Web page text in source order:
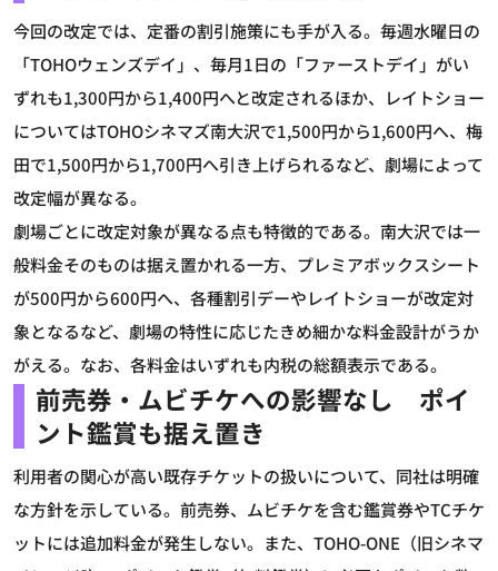
今回の改定では、定番の割引施策にも手が入る。毎週水曜日の
「TOHOウェンズデイ」、毎月1日の「ファーストデイ」がい
ずれも1,300円から1,400円へと改定されるほか、レイトショー
についてはTOHOシネマズ南大沢で1,500円から1,600円へ、梅
田で1,500円から1,700円へ引き上げられるなど、劇場によって
改定幅が異なる。
劇場ごとに改定対象が異なる点も特徴的である。南大沢では一
般料金そのものは据え置かれる一方、プレミアボックスシート
が500円から600円へ、各種割引デーやレイトショーが改定対
象となるなど、劇場の特性に応じたきめ細かな料金設計がうか
がえる。なお、各料金はいずれも内税の総額表示である。
前売券・ムビチケへの影響なし ポイ
ント鑑賞も据え置き
利用者の関心が高い既存チケットの扱いについて、同社は明確
な方針を示している。前売券、ムビチケを含む鑑賞券やTCチケ
ットには追加料金が発生しない。また、TOHO-ONE（旧シネマ